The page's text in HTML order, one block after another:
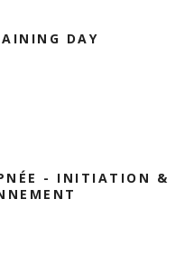
DAY
- INITIATION &